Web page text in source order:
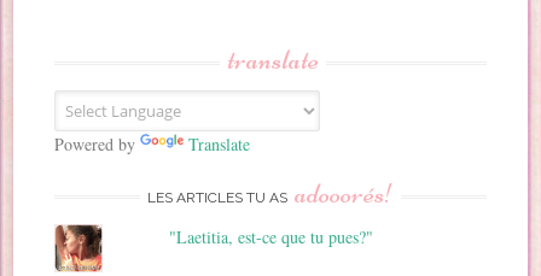
E
m
a
translate
Powered by Translate
LES ARTICLES TU AS adooorés!
"Laetitia, est-ce que tu pues?"